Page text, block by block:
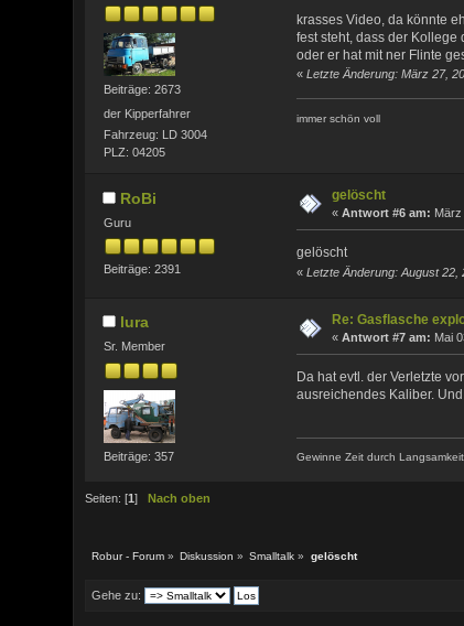
Beiträge: 2673
der Kipperfahrer
Fahrzeug: LD 3004
PLZ: 04205
krasses Video, da könnte
fest steht, dass der Kollege
oder er hat mit ner Flinte
«Letzte Änderung: März 27,
immer schön voll
RoBi
Guru
Beiträge: 2391
gelöscht
«Antwort #6 am: März
gelöscht
«Letzte Änderung: August 22,
lura
Sr. Member
Beiträge: 357
Re: Gasflasche
«Antwort #7 am: Mai
Da hat evtl. der Verletzte
ausreichendes Kaliber.
Gewinne Zeit durch Langsamkeit
Seiten: [1]Nach oben
Robur - Forum » Diskussion » Smalltalk » gelöscht
Gehe zu: